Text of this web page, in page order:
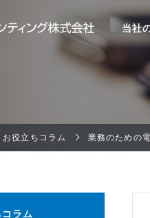
当社
お役立ちコラム 業務のための
ラム